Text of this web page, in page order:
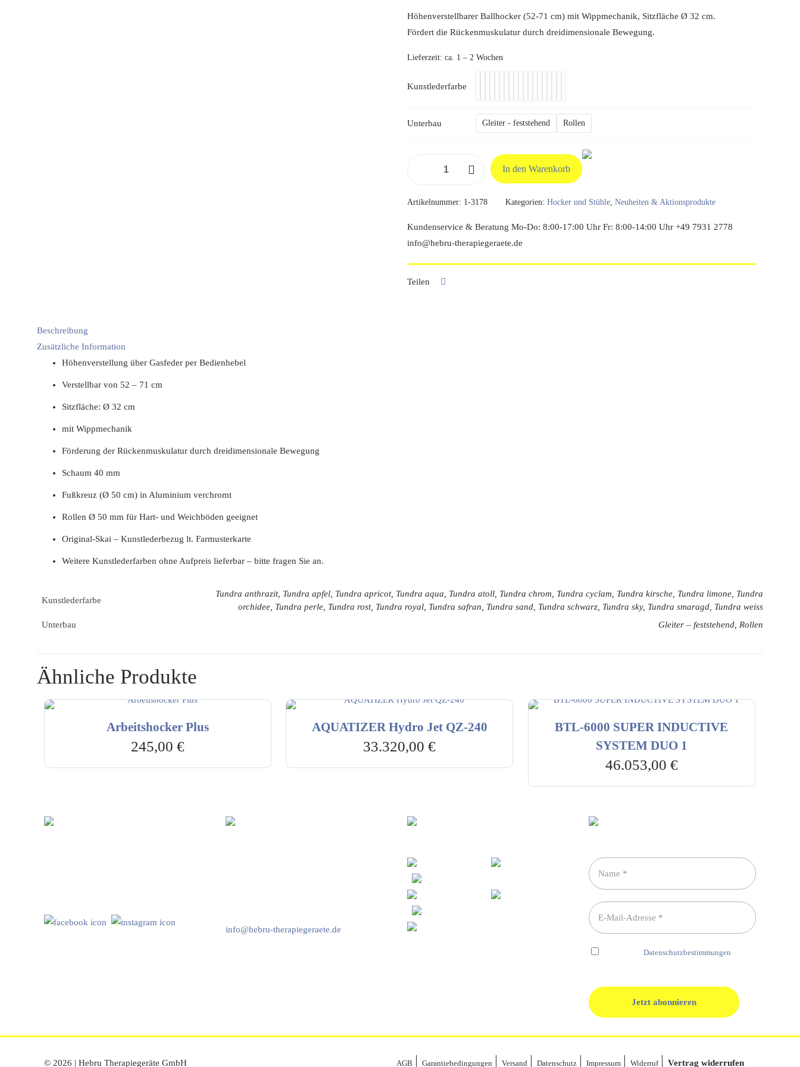
199,00 €189,05 €.
Höhenverstellbarer Ballhocker (52-71 cm) mit Wippmechanik, Sitzfläche Ø 32 cm.
Fördert die Rückenmuskulatur durch dreidimensionale Bewegung.
Lieferzeit: ca. 1 – 2 Wochen
Kunstlederfarbe
Unterbau Gleiter - feststehend Rollen
In den Warenkorb
Artikelnummer: 1-3178 Kategorien: Hocker und Stühle, Neuheiten & Aktionsprodukte
Kundenservice & Beratung Mo-Do: 8:00-17:00 Uhr Fr: 8:00-14:00 Uhr +49 7931 2778
info@hebru-therapiegeraete.de
Teilen
Beschreibung
Zusätzliche Information
Höhenverstellung über Gasfeder per Bedienhebel
Verstellbar von 52 – 71 cm
Sitzfläche: Ø 32 cm
mit Wippmechanik
Förderung der Rückenmuskulatur durch dreidimensionale Bewegung
Schaum 40 mm
Fußkreuz (Ø 50 cm) in Aluminium verchromt
Rollen Ø 50 mm für Hart- und Weichböden geeignet
Original-Skai – Kunstlederbezug lt. Farmusterkarte
Weitere Kunstlederfarben ohne Aufpreis lieferbar – bitte fragen Sie an.
Kunstlederfarbe
Tundra anthrazit, Tundra apfel, Tundra apricot, Tundra aqua, Tundra atoll, Tundra chrom, Tundra cyclam, Tundra kirsche, Tundra limone, Tundra
orchidee, Tundra perle, Tundra rost, Tundra royal, Tundra safran, Tundra sand, Tundra schwarz, Tundra sky, Tundra smaragd, Tundra weiss
Unterbau
Gleiter – feststehend, Rollen
Ähnliche Produkte
Arbeitshocker Plus
245,00€
AQUATIZER Hydro Jet QZ-240
33.320,00€
BTL-6000 SUPER INDUCTIVE
SYSTEM DUO 1
46.053,00 €
info@hebru-therapiegeraete.de
Datenschutzbestimmungen
© 2026 | Hebru Therapiegeräte GmbH AGB Garantiebedingungen Versand Datenschutz Impressum Widerruf Vertrag widerrufen